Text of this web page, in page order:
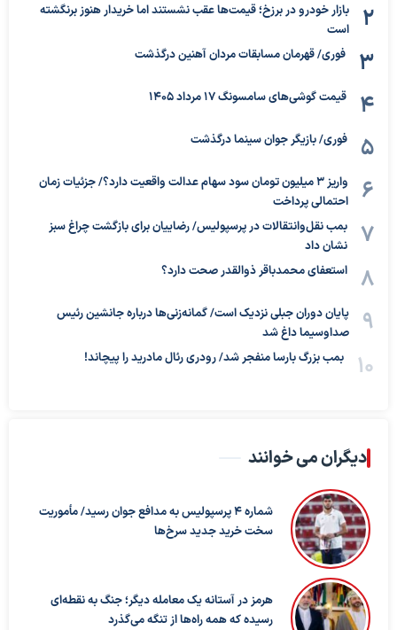
بازار خودرو در برزخ؛ قیمت‌ها عقب نشستند اما خریدار هنوز برنگشته
است
فوری/ قهرمان مسابقات مردان آهنین درگذشت
قیمت گوشی‌های سامسونگ 17 مرداد 1405
فوری/ بازیگر جوان سینما درگذشت
واریز ۳ میلیون تومان سود سهام عدالت واقعیت دارد؟/ جزئیات زمان
احتمالی پرداخت
بمب نقل‌وانتقالات در پرسپولیس/ رضاییان برای بازگشت چراغ سبز
نشان داد
استعفای محمدباقر ذوالقدر صحت دارد؟
پایان دوران جبلی نزدیک است/ گمانه‌زنی‌ها درباره جانشین رئیس
صداوسیما داغ شد
بمب بزرگ بارسا منفجر شد/ رودری رئال مادرید را پیچاند!
دیگران می خوانند
شماره ۴ پرسپولیس به مدافع جوان رسید/ مأموریت
سخت خرید جدید سرخ‌ها
هرمز در آستانه یک معامله دیگر؛ جنگ به نقطه‌ای
رسیده که همه راه‌ها از تنگه می‌گذرد